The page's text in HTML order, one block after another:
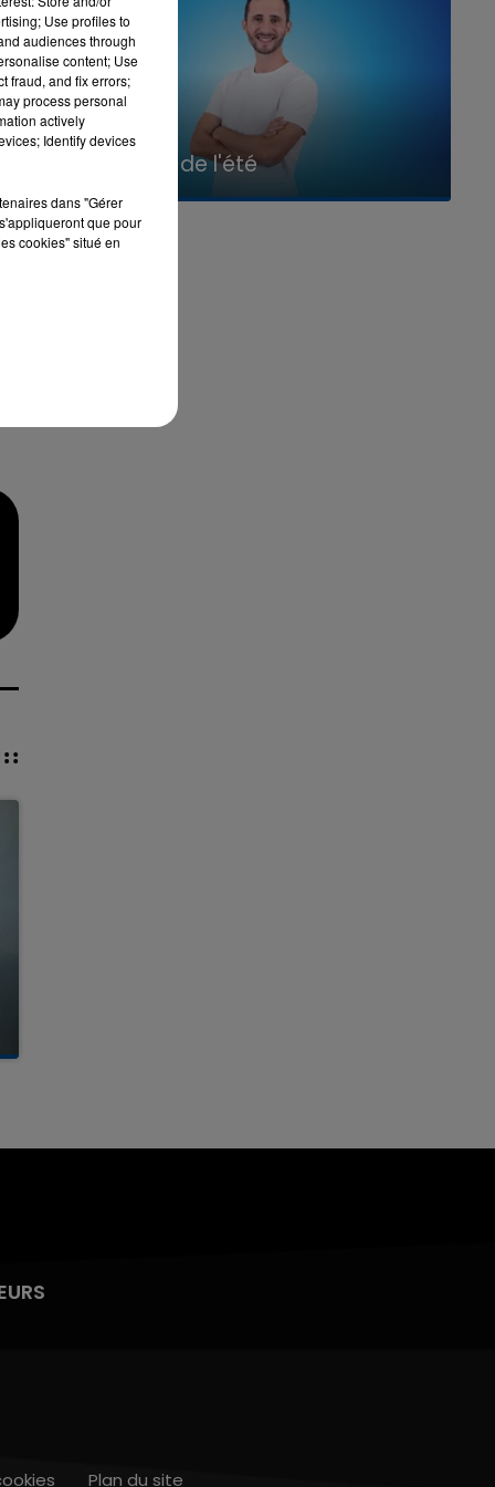
7h00 - 11h00
La Team de l'été
Plan du site
Use profiles to
audiences through
content; Use
fraud, and fix errors;
process personal
actively
Identify devices
dans "Gérer
que pour
cookies" situé en